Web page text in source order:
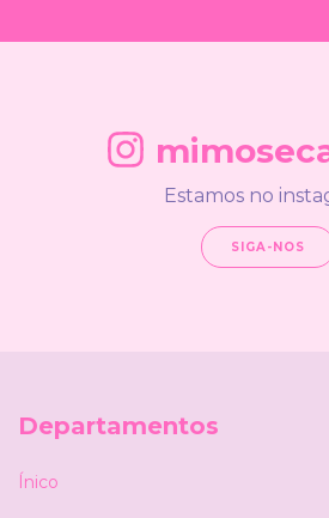
Estamos no
SIGA-NOS
Departamentos
Ínico